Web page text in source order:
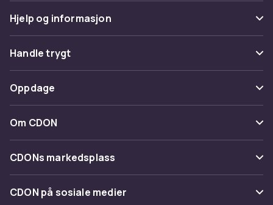
Hjelp og informasjon
Vanlige spørsmål
Spor pakke
Angre & returner her
Kontakt oss
Handle trygt
Betaling
Levering
Tilbakekallinger
Oppdage
Kategorier
Varemerker
Om CDON
Om oss
Kundeanmeldelser
Jobbe på CDON
CDONs markedsplass
Merchant Help Center
CDON på sosiale medier